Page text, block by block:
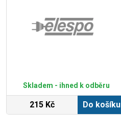
Skladem - ihned k odběru
215 Kč Do košíku